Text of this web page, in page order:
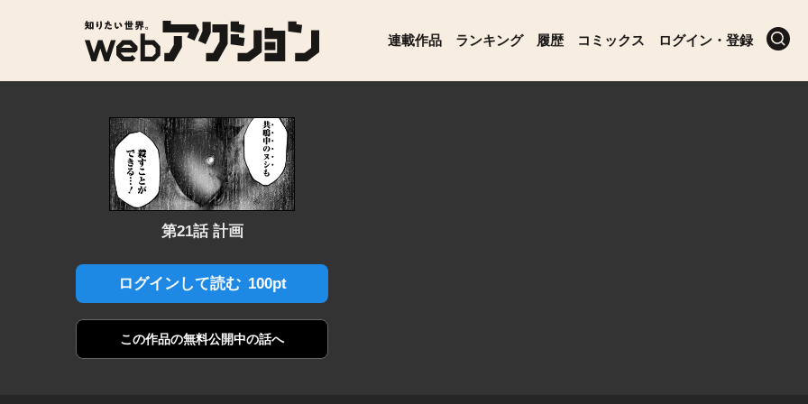
連載作品 ランキング 履歴 コミックス ログイン・登録
第21話 計画
ログインして読む 100pt
この作品の無料公開中の話へ